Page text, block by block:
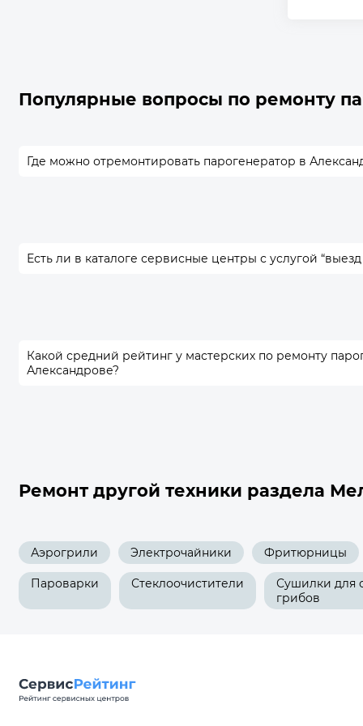
Популярные вопросы по ремонту
Где можно отремонтировать парогенератор в
Есть ли в каталоге сервисные центры с услугой
Какой средний рейтинг у мастерских по ремонту
Александрове?
Ремонт другой техники раздела
Аэрогрили Электрочайники Фритюрницы
Пароварки Стеклоочистители
Сушилки для
грибов